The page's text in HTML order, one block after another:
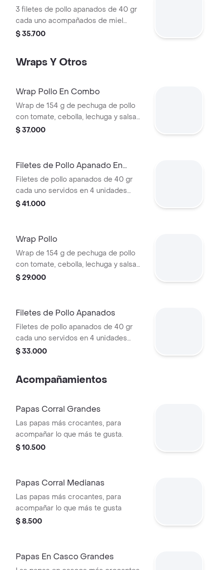
Apanados
3 filetes de pollo apanados de 40 gr
cada uno acompañados de miel
mostaza con papas Corral medianas,
$ 35.700
Wraps Y Otros
Wrap Pollo En Combo
Wrap de 154 g de pechuga de pollo
con tomate, cebolla, lechuga y salsa
blanca + papas medianas (corral o en
$ 37.000
Filetes de Pollo Apanado En
Combo
Filetes de pollo apanados de 40 gr
cada uno servidos en 4 unidades
acompañados de miel mostaza +
$ 41.000
Wrap Pollo
Wrap de 154 g de pechuga de pollo
con tomate, cebolla, lechuga y salsa
blanca
$ 29.000
Filetes de Pollo Apanados
Filetes de pollo apanados de 40 gr
cada uno servidos en 4 unidades
acompañados de miel mostaza
$ 33.000
Acompañamientos
Papas Corral Grandes
Las papas más crocantes, para
acompañar lo que más te gusta.
$ 10.500
Papas Corral Medianas
Las papas más crocantes, para
acompañar lo que más te gusta
$ 8.500
Papas En Casco Grandes